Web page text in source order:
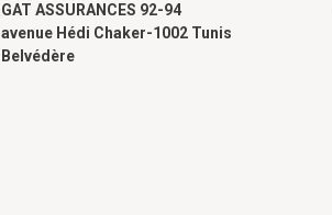
GAT ASSURANCES 92-94
avenue Hédi Chaker-1002 Tunis
Belvédère